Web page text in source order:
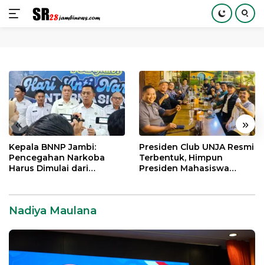
konten
« »
Kepala BNNP Jambi:
Pencegahan Narkoba
Harus Dimulai dari
Presiden Club UNJA Resmi
Terbentuk, Himpun
Presiden Mahasiswa
Nadiya Maulana